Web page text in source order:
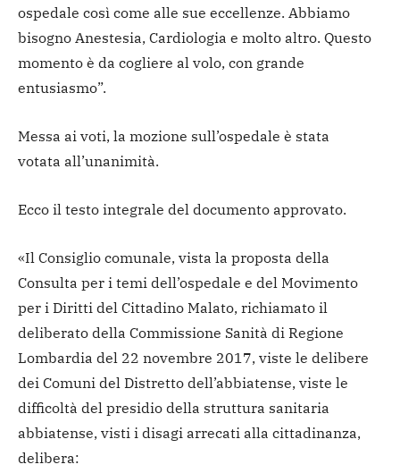
ospedale così come alle sue eccellenze. Abbiamo
bisogno Anestesia, Cardiologia e molto altro. Questo
momento è da cogliere al volo, con grande
entusiasmo”.
Messa ai voti, la mozione sull’ospedale è stata
votata all’unanimità.
Ecco il testo integrale del documento approvato.
«Il Consiglio comunale, vista la proposta della
Consulta per i temi dell’ospedale e del Movimento
per i Diritti del Cittadino Malato, richiamato il
deliberato della Commissione Sanità di Regione
Lombardia del 22 novembre 2017, viste le delibere
dei Comuni del Distretto dell’abbiatense, viste le
difficoltà del presidio della struttura sanitaria
abbiatense, visti i disagi arrecati alla cittadinanza,
delibera: